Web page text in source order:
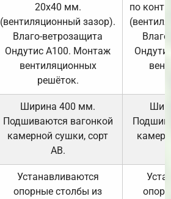
20х40 мм.
(вентиляционный зазор).
Влаго-ветрозащита
Ондутис А100. Монтаж
вентиляционных
решёток.
по
Ширина 400 мм.
Подшиваются вагонкой
камерной сушки, сорт
АВ.
Устанавливаются
опорные столбы из